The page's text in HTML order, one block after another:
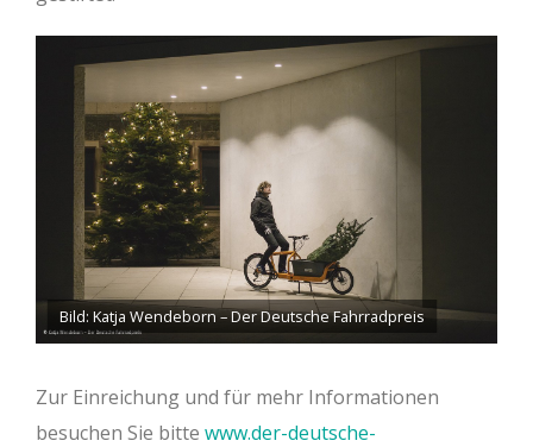
Bild: Katja Wendeborn – Der Deutsche Fahrradpreis
Zur Einreichung und für mehr Informationen
besuchen Sie bitte www.der-deutsche-